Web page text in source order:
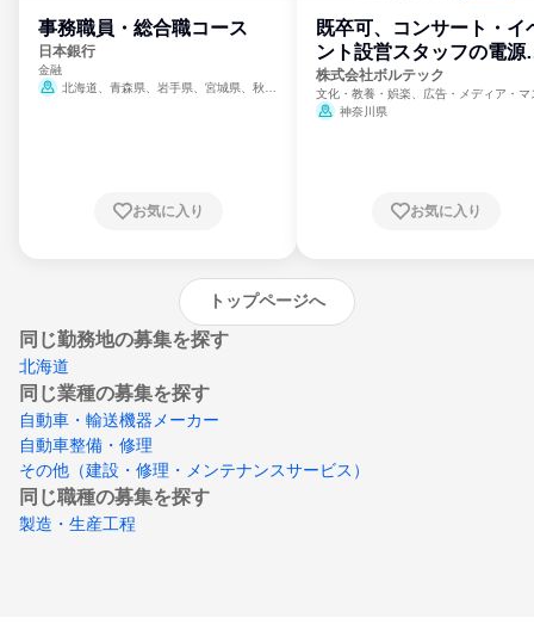
事務職員・総合職コース
日本銀行
金融
北海道、青森県、岩手県、宮城県、秋田
崎県、熊本県、大分県、宮崎県、鹿児島県、
お気に入り
既卒可、コンサート・イ
ント設営スタッフの電源
門
株式会社ボルテック
文化・教養・娯楽、広告・メディア・マ
ミ、電力・ガス・水道・エネルギー
神奈川県
お気に入り
トップページへ
同じ勤務地の募集を探す
北海道
同じ業種の募集を探す
自動車・輸送機器メーカー
自動車整備・修理
その他（建設・修理・メンテナンスサービス）
同じ職種の募集を探す
製造・生産工程